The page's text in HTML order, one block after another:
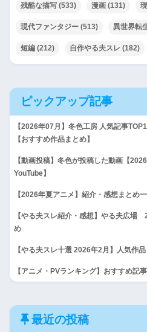
残酷な描写 (533) 漫画 (131)
現代ファンタジー (513) 異世界転
短編 (212) 自作やる夫スレ (182)
ピックアップ記事
【2026年07月】冬色工房 人気記事
【おすすめ作品まとめ】
【動画投稿】冬色が投稿した動画【
YouTube】
【2026年夏アニメ】紹介・感想まとめ
【やる夫スレ紹介・感想】やる夫広
め
【やる夫スレ十選 2026年2月】人気作
【アニメ・PVランキング】おすすめ記
最近の投稿